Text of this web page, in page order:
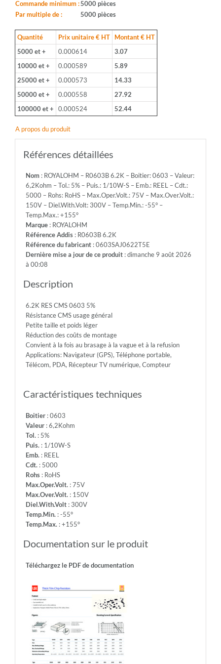
0603
-
6,2Kohm
-
Tol.:
5%
-
Puis.:
1/10W-
S
-
-
Cdt.:
Rohs:
RoHS
-
Max.Oper.Volt.:
75V
-
Max.Over.Volt.:
150V
-55°
-
Temp.Max.:
+155°
Commande minimum :5000 pièces
Par multiple de :
5000 pièces
Quantité Prix unitaire € HT
Montant € HT
5000 et +
0.000614
3.07
10000 et +
0.000589
5.89
25000 et +
0.000573
14.33
50000 et +
0.000558
27.92
100000 et +
0.000524 52.44
A propos du produit
Références détaillées
Nom: ROYALOHM – R0603B 6.2K – Boitier: 0603 – Valeur:
6,2Kohm – Tol.: 5% – Puis.: 1/10W-S – Emb.: REEL – Cdt.:
5000 – Rohs: RoHS – Max.Oper.Volt.: 75V – Max.Over.Volt.:
150V – Diel.With.Volt: 300V – Temp.Min.: -55° –
Temp.Max.: +155°
Marque: ROYALOHM
Référence Addis: R0603B 6.2K
Référence du fabricant: 0603SAJ0622T5E
Dernière mise a jour de ce produit: dimanche 9 août 2026
à 00:08
Description
6.2K RES CMS 0603 5%
Résistance CMS usage général
Petite taille et poids léger
Réduction des coûts de montage
Convient à la fois au brasage à la vague et à la refusion
Applications: Navigateur (GPS), Téléphone portable,
Télécom, PDA, Récepteur TV numérique, Compteur
Caractéristiques techniques
Boitier: 0603
Valeur: 6,2Kohm
Tol.: 5%
Puis.: 1/10W-S
Emb.: REEL
Cdt.: 5000
Rohs: RoHS
Max.Oper.Volt.: 75V
Max.Over.Volt.: 150V
Diel.With.Volt: 300V
Temp.Min.: -55°
Temp.Max.: +155°
Documentation sur le produit
Téléchargez le PDF de documentation